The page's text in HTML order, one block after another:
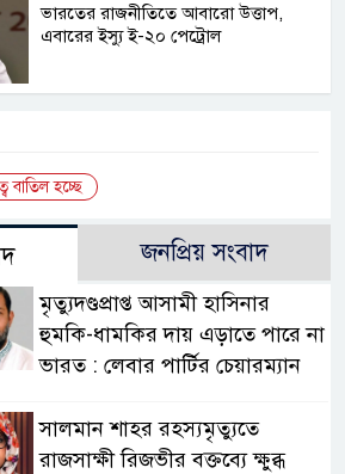
ভারতের রাজনীতিতে আবারো উত্তাপ,
এবারের ইস্যু ই-২০ পেট্রোল
বাতিল হচ্ছে
জনপ্রিয় সংবাদ
মৃত্যুদণ্ডপ্রাপ্ত আসামী হাসিনার
হুমকি-ধামকির দায় এড়াতে পারে না
ভারত : লেবার পার্টির চেয়ারম্যান
সালমান শাহর রহস্যমৃত্যুতে
রাজসাক্ষী রিজভীর বক্তব্যে ক্ষুব্ধ